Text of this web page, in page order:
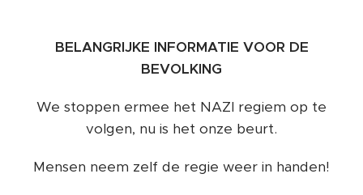
BELANGRIJKE INFORMATIE VOOR DE
BEVOLKING
We stoppen ermee het NAZI regiem op te
volgen, nu is het onze beurt.
Mensen neem zelf de regie weer in handen!